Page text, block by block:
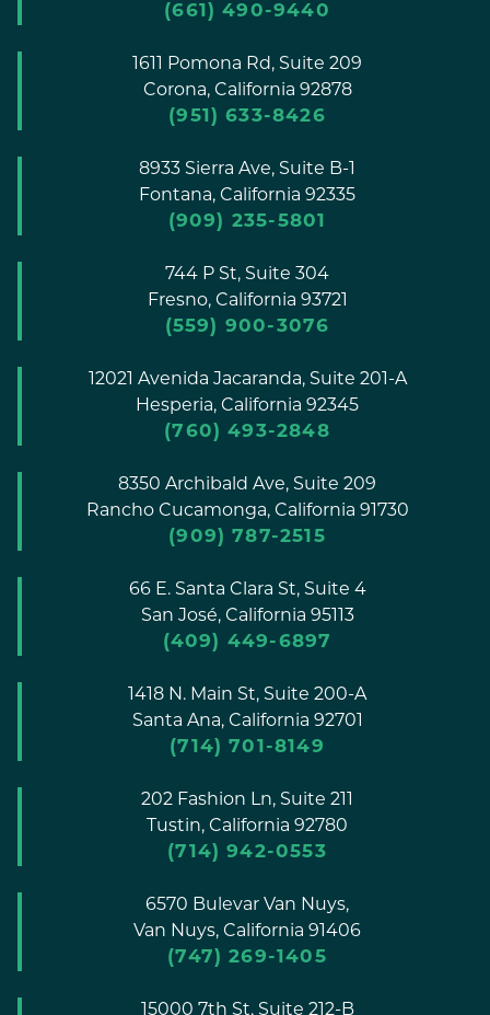
(661) 490-9440
1611 Pomona Rd, Suite 209
Corona, California 92878
(951) 633-8426
8933 Sierra Ave, Suite B-1
Fontana, California 92335
(909) 235-5801
744 P St, Suite 304
Fresno, California 93721
(559) 900-3076
12021 Avenida Jacaranda, Suite 201-A
Hesperia, California 92345
(760) 493-2848
8350 Archibald Ave, Suite 209
Rancho Cucamonga, California 91730
(909) 787-2515
66 E. Santa Clara St, Suite 4
San José, California 95113
(409) 449-6897
1418 N. Main St, Suite 200-A
Santa Ana, California 92701
(714) 701-8149
202 Fashion Ln, Suite 211
Tustin, California 92780
(714) 942-0553
6570 Bulevar Van Nuys,
Van Nuys, California 91406
(747) 269-1405
15000 7th St, Suite 212-B